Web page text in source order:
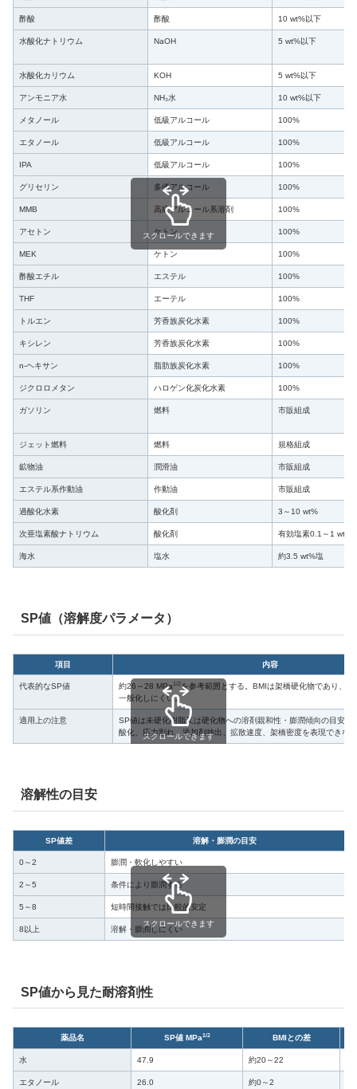
酢酸 酢酸 10 wt%以下
水酸化ナトリウム NaOH 5 wt%以下
水酸化カリウム KOH 5 wt%以下
アンモニア水 NH₃水 10 wt%以下
メタノール 低級アルコール 100%
エタノール 低級アルコール 100%
IPA 低級アルコール 100%
グリセリン 多価アルコール 100%
MMB 高級アルコール系溶剤 100%
アセトン ケトン 100%
MEK ケトン 100%
酢酸エチル エステル 100%
THF エーテル 100%
トルエン 芳香族炭化水素 100%
キシレン 芳香族炭化水素 100%
n-ヘキサン 脂肪族炭化水素 100%
ジクロロメタン ハロゲン化炭化水素 100%
ガソリン 燃料 市販組成
ジェット燃料 燃料 規格組成
鉱物油 潤滑油 市販組成
エステル系作動油 作動油 市販組成
過酸化水素 酸化剤 3～10 wt%
次亜塩素酸ナトリウム 酸化剤 有効塩素0.1～1 wt%
海水 塩水 約3.5 wt%塩
スクロールできます
SP値（溶解度パラメータ）
項目 内容
代表的なSP値 約26～28 MPa 1/2を参考範囲とする。BMIは架橋硬化物であり、
一般化しにくい。
適用上の注意
SP値は未硬化樹脂又は硬化物への溶剤親和性・膨潤傾向の目安で
酸化、応力割れ、添加剤抽出、拡散速度、架橋密度を表現できな
スクロールできます
溶解性の目安
SP値差 溶解・膨潤の目安
0～2 膨潤・軟化しやすい
2～5 条件により膨潤する
5～8 短時間接触では比較的安定
8以上 溶解・膨潤しにくい
スクロールできます
SP値から見た耐溶剤性
薬品名 SP値 MPa1/2 BMIとの差
水 47.9 約20～22
エタノール 26.0 約0～2